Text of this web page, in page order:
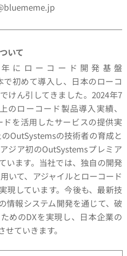
いて
年にローコード開発基盤
で初めて導入し、日本のローコ
けん引してきました。2024年7
のローコード製品導入実績、
を活用したサービスの提供実
OutSystemsの技術者の育成と
ジア初のOutSystemsプレミア
います。当社では、独自の開発
いて、アジャイルとローコード
現しています。今後も、最新技
情報システム開発を通じて、破
めのDXを実現し、日本企業の
ていきます。